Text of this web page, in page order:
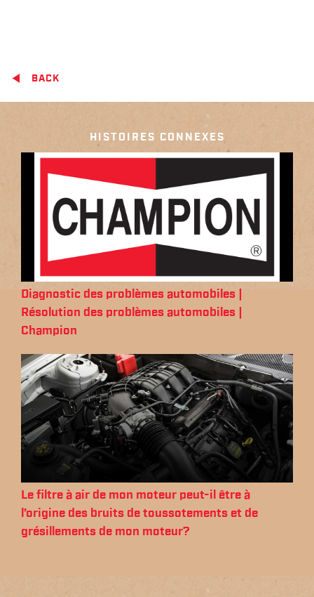
BACK
HISTOIRES CONNEXES
Diagnostic des problèmes automobiles |
Résolution des problèmes automobiles |
Champion
Le filtre à air de mon moteur peut-il être à
l’origine des bruits de toussotements et de
grésillements de mon moteur?